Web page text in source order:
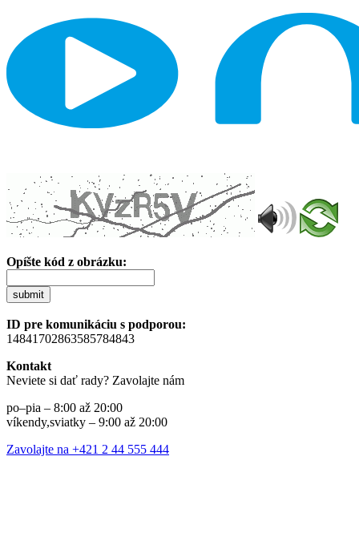
Opíšte kód z obrázku:
submit
ID pre komunikáciu s podporou:
14841702863585784843
Kontakt
Neviete si dať rady? Zavolajte nám
po–pia – 8:00 až 20:00
víkendy,sviatky – 9:00 až 20:00
Zavolajte na +421 2 44 555 444